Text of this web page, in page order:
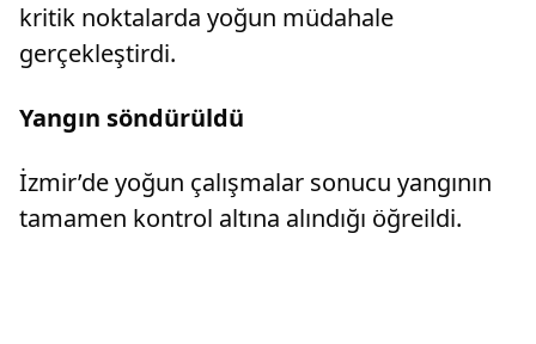
kritik noktalarda yoğun müdahale
gerçekleştirdi.
Yangın söndürüldü
İzmir’de yoğun çalışmalar sonucu yangının
tamamen kontrol altına alındığı öğreildi.